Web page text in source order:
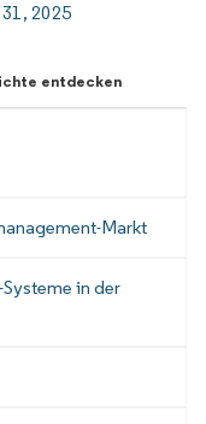
2025
entdecken
Markt
in der